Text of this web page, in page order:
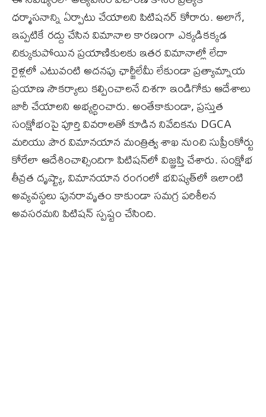
ధర్మాసనాన్ని ఏర్పాటు చేయాలని పిటిషనర్‌ కోరారు. అలాగే,
ఇప్పటికే రద్దు చేసిన విమానాల కారణంగా ఎక్కడికక్కడ
చిక్కుకుపోయిన ప్రయాణికులకు ఇతర విమానాల్లో లేదా
రైళ్లలో ఎటువంటి అదనపు ఛార్జీలేమీ లేకుండా ప్రత్యామ్నాయ
ప్రయాణ సౌకర్యాలు కల్పించాలనే దిశగా ఇండిగోకు ఆదేశాలు
జారీ చేయాలని అభ్యర్థించారు. అంతేకాకుండా, ప్రస్తుత
సంక్షోభంపై పూర్తి వివరాలతో కూడిన నివేదికను DGCA
మరియు పౌర విమానయాన మంత్రిత్వ శాఖ నుంచి సుప్రీంకోర్టు
కోరేలా ఆదేశించాల్సిందిగా పిటిషన్‌లో విజ్ఞప్తి చేశారు. సంక్షోభ
తీవ్రత దృష్ట్యా, విమానయాన రంగంలో భవిష్యత్‌లో ఇలాంటి
అవ్యవస్థలు పునరావృతం కాకుండా సమగ్ర పరిశీలన
అవసరమని పిటిషన్ స్పష్టం చేసింది.